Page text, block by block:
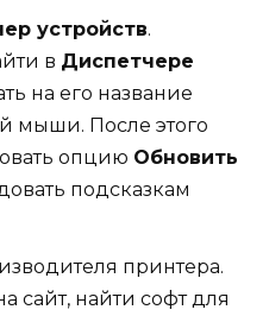
устройств.
в Диспетчере
на его название
мыши. После этого
опцию Обновить
подсказкам
принтера.
сайт, найти софт для